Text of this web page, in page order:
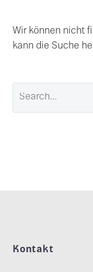
Wir können nicht
kann die Suche
Kontakt